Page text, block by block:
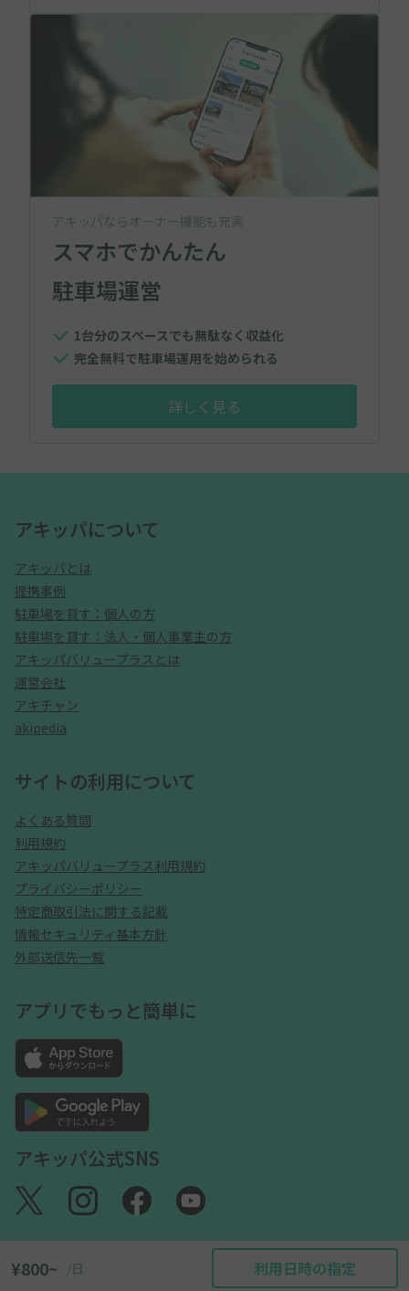
¥800~ /日 利用日時の指定
アキッパならオーナー機能も充実
スマホでかんたん
駐車場運営
1台分のスペースでも無駄なく収益化
完全無料で駐車場運用を始められる
詳しく見る
アキッパについて
アキッパとは
提携事例
駐車場を貸す：個人の方
駐車場を貸す：法人・個人事業主の方
アキッパバリュープラスとは
運営会社
アキチャン
akipedia
サイトの利用について
よくある質問
利用規約
アキッパバリュープラス利用規約
プライバシーポリシー
特定商取引法に関する記載
情報セキュリティ基本方針
外部送信先一覧
アプリでもっと簡単に
アキッパ公式SNS
©akippa Inc. All Rights Reserved.